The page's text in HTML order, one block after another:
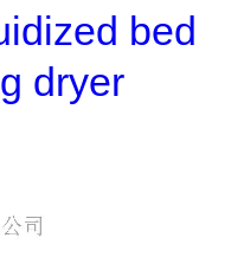
bed
dryer